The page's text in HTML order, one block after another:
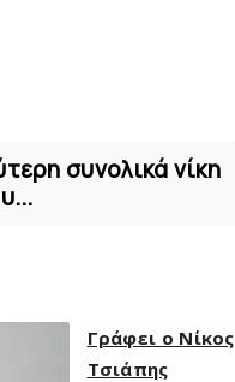
συνολικά νίκη
Γράφει ο Νίκος
Τσιάπης